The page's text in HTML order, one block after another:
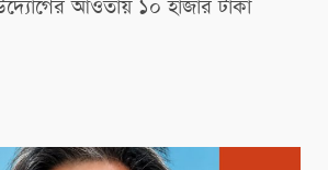
আওতায় ১০ হাজার টাকা